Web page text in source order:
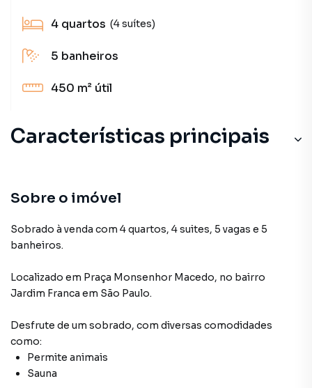
4 quartos (4 suítes)
5 banheiros
450 m² útil
Características principais
Sobre o imóvel
Sobrado à venda com 4 quartos, 4 suites, 5 vagas e 5
banheiros.
Localizado em Praça Monsenhor Macedo, no bairro
Jardim Franca em São Paulo.
Desfrute de um sobrado, com diversas comodidades
como:
Permite animais
Sauna